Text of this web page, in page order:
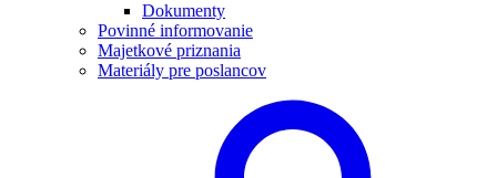
Dokumenty
Povinné informovanie
Majetkové priznania
Materiály pre poslancov